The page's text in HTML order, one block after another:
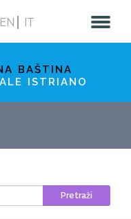
EN IT
BAŠTINA
ISTRIANO
Pretraži